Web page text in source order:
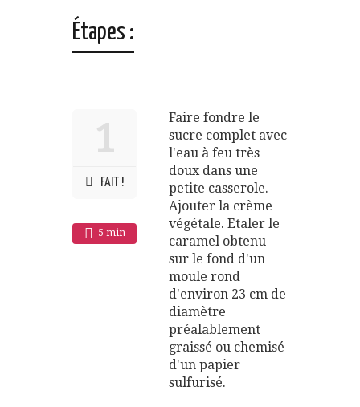
Étapes :
1
FAIT !
5 min
Faire fondre le
sucre complet avec
l'eau à feu très
doux dans une
petite casserole.
Ajouter la crème
végétale. Etaler le
caramel obtenu
sur le fond d'un
moule rond
d'environ 23 cm de
diamètre
préalablement
graissé ou chemisé
d'un papier
sulfurisé.